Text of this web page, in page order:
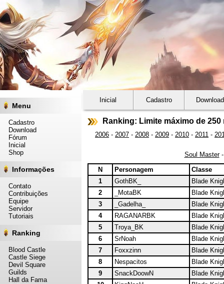
Menu
Cadastro
Download
Fórum
Inicial
Shop
Informações
Contato
Contribuições
Equipe
Servidor
Tutoriais
Ranking
Blood Castle
Castle Siege
Devil Square
Guilds
Hall da Fama
Inicial Cadastro Download
Ranking: Limite máximo de 250
2006 - 2007 - 2008 - 2009 - 2010 - 2011 -
Soul Master
N
Personagem
Classe
1
GothBK_
Blade
2
_MotaBK
Blade
3
_Gadelha_
Blade
4
RAGANARBK
Blade
5
Troya_BK
Blade
6
SrNoah
Blade
7
Foxxzinn
Blade
8
Nespacitos
Blade
9
SnackDoowN
Blade